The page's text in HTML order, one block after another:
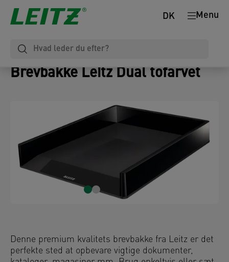
Menu
DK
Brevbakke Leitz Dual tofarvet
Denne premium kvalitets brevbakke fra Leitz er det
perfekte sted at opbevare vigtige dokumenter,